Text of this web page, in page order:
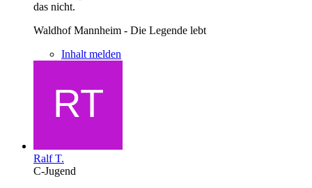
das nicht.
Waldhof Mannheim - Die Legende lebt
Inhalt melden
Ralf T.
C-Jugend